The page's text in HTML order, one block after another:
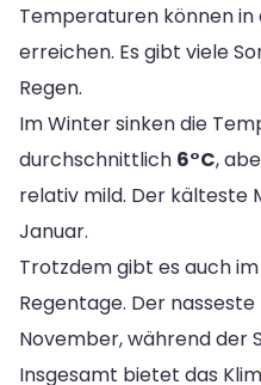
Temperaturen können in
erreichen. Es gibt viele
Regen.
Im Winter sinken die
durchschnittlich 6°C,
relativ mild. Der kälteste
Januar.
Trotzdem gibt es auch
Regentage. Der
November, während der
Insgesamt bietet das